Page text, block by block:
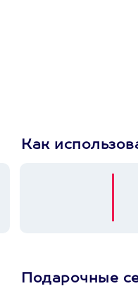
Как
Подарочные